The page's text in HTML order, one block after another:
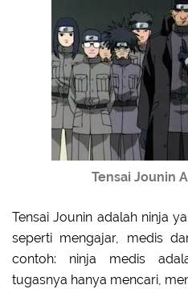
Tensai Jounin
Tensai Jounin adalah ninja
seperti mengajar, medis
contoh: ninja medis
tugasnya hanya mencari,